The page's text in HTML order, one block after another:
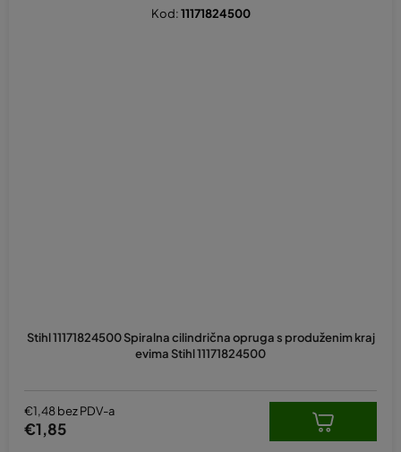
Stihl 11171824500 Spiralna cilindrična opruga s produženim kraj
evima Stihl 11171824500
€1,48 bez PDV-a
€1,85
Kod:11171824500